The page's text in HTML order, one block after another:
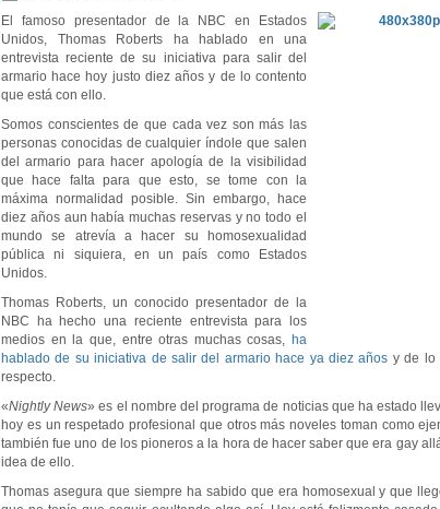
El famoso presentador de la NBC en Estados
Unidos, Thomas Roberts ha hablado en una
entrevista reciente de su iniciativa para salir del
armario hace hoy justo diez años y de lo contento
que está con ello.
Somos conscientes de que cada vez son más las
personas conocidas de cualquier índole que salen
del armario para hacer apología de la visibilidad
que hace falta para que esto, se tome con la
máxima normalidad posible. Sin embargo, hace
diez años aun había muchas reservas y no todo el
mundo se atrevía a hacer su homosexualidad
pública ni siquiera, en un país como Estados
Unidos.
Thomas Roberts, un conocido presentador de la
NBC ha hecho una reciente entrevista para los
medios en la que, entre otras muchas cosas, ha
hablado de su iniciativa de salir del armario hace ya diez años y de lo
respecto.
«Nightly News» es el nombre del programa de noticias que ha estado
hoy es un respetado profesional que otros más noveles toman como
también fue uno de los pioneros a la hora de hacer saber que era gay
idea de ello.
Thomas asegura que siempre ha sabido que era homosexual y que